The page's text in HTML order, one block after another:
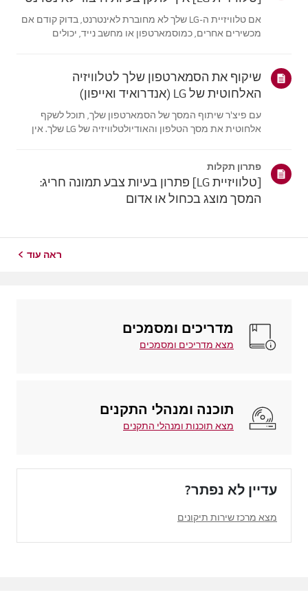
אם טלוויזיית ה-LG שלך לא מחוברת לאינטרנט, בדוק קודם אם
מכשירים אחרים, כמוסמארטפון או מחשב נייד, יכולים
המכשיר היחיד שלא מתחבר, ייתכ...
שיקוף את הסמארטפון שלך לטלוויזיה
האלחוטית של LG (אנדרואיד ואייפון)
עם פיצ'ר שיתוף המסך של הסמארטפון שלך, תוכל לשקף
אלחוטית את מסך הטלפון והאודיולטלוויזיה של LG שלך. אין
טלוויזיית LG מרשימת המכשירים הזמינים.באיי...
פתרון תקלות
[טלוויזיית LG] פתרון בעיות צבע תמונה חריג:
המסך מוצג בכחול או אדום
ראה עוד
מדריכים ומסמכים
מצא מדריכים ומסמכים
תוכנה ומנהלי התקנים
מצא תוכנות ומנהלי התקנים
עדיין לא נפתר?
מצא מרכז שירות תיקונים